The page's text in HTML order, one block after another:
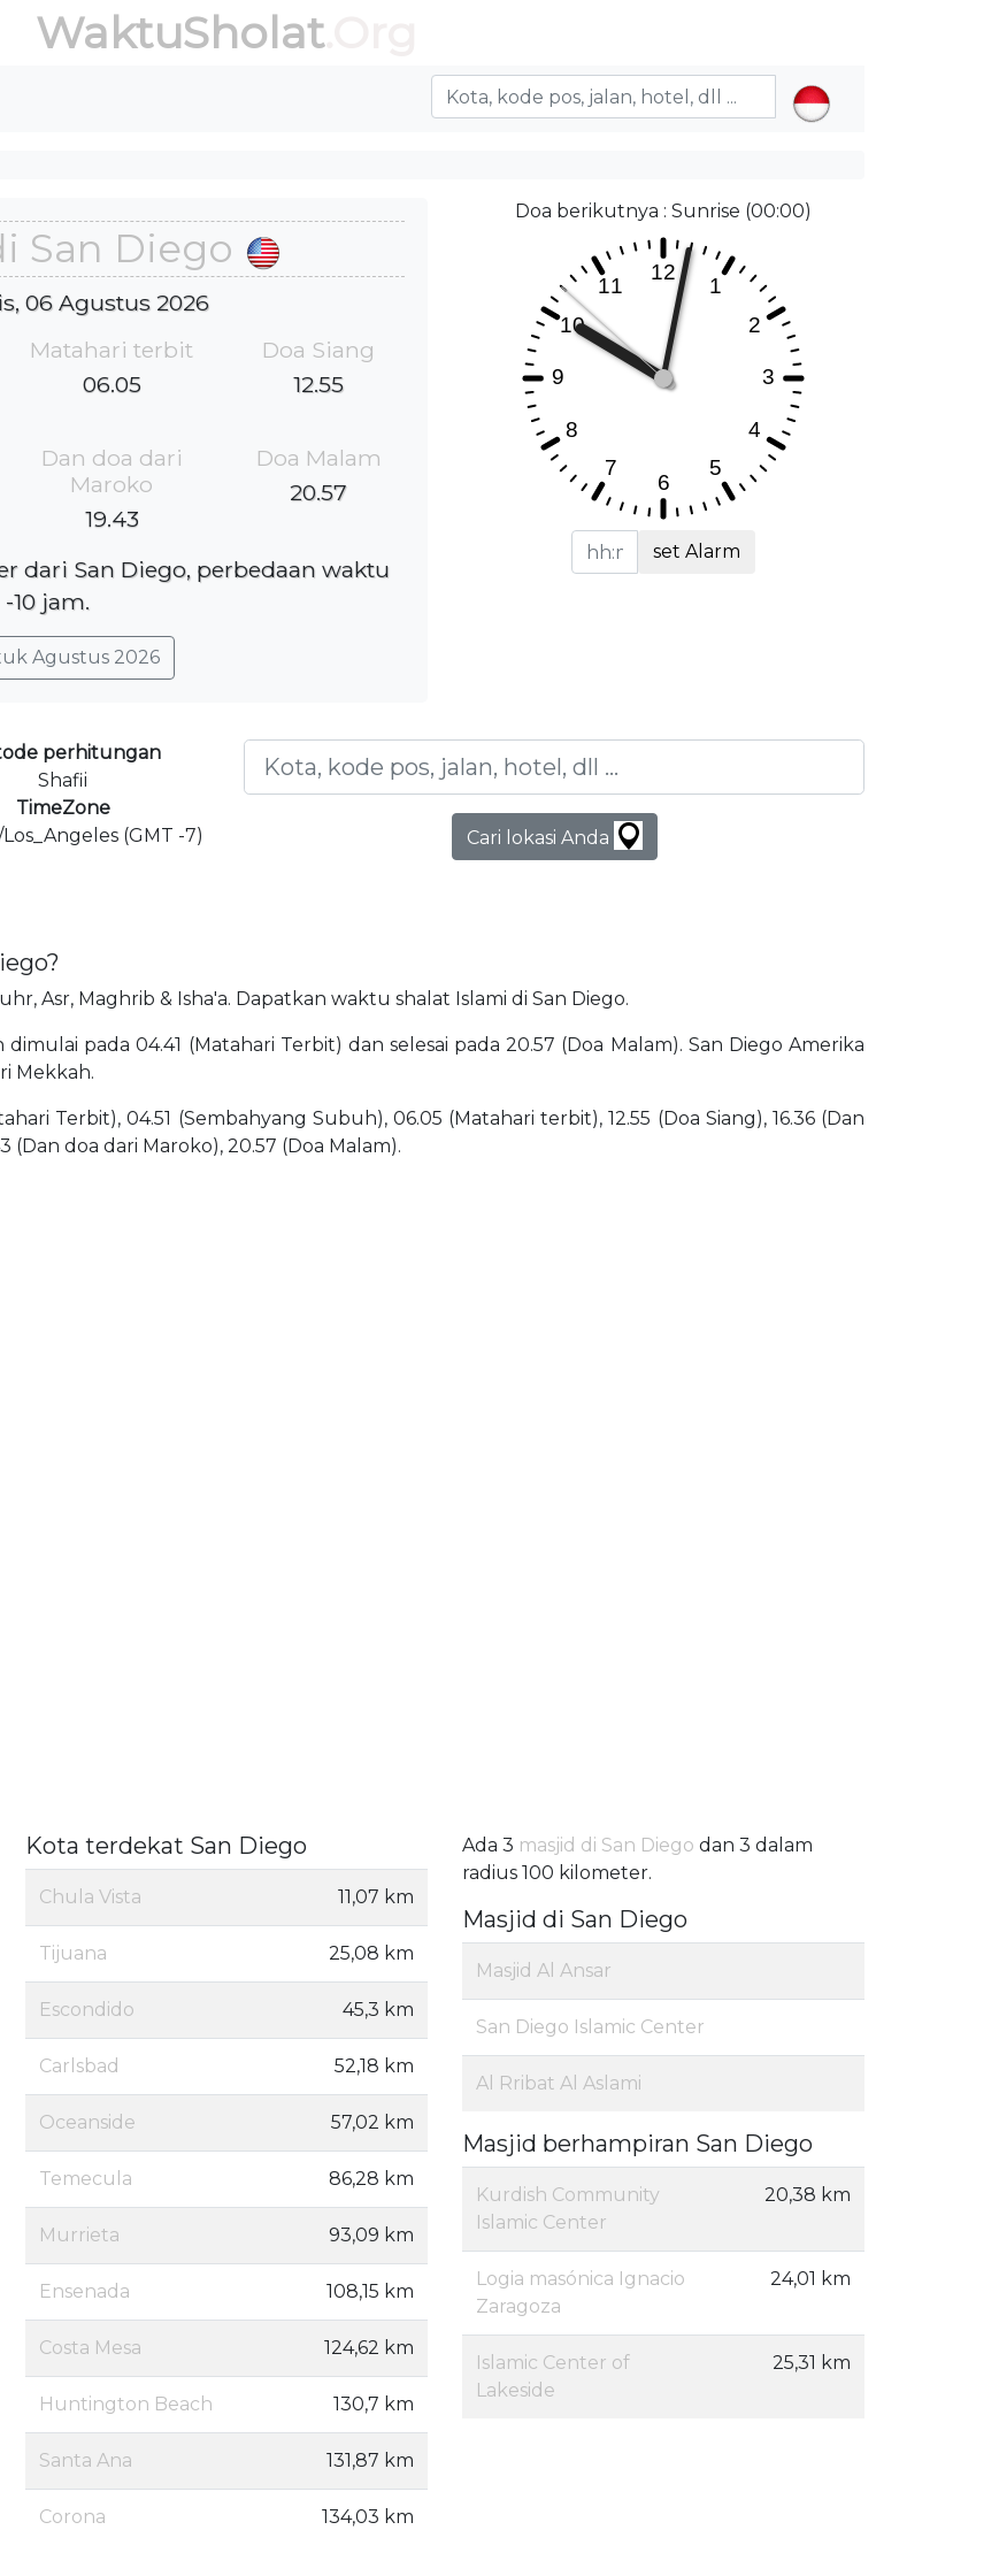
WaktuSholat.Org
San Diego
06 Agustus 2026
Matahari terbit
06.05
Doa Siang
12.55
Dan doa dari
Maroko
19.43
Doa Malam
20.57
dari San Diego, perbedaan waktu
10 jam.
Agustus 2026
Doa berikutnya : Sunrise (00:00)
set Alarm
perhitungan
Shafii
TimeZone
(GMT -7)
Cari lokasi Anda
Asr, Maghrib & Isha'a. Dapatkan waktu shalat Islami di San Diego.
pada 04.41 (Matahari Terbit) dan selesai pada 20.57 (Doa Malam). San Diego Amerika
Mekkah.
Terbit), 04.51 (Sembahyang Subuh), 06.05 (Matahari terbit), 12.55 (Doa Siang), 16.36 (Dan
(Dan doa dari Maroko), 20.57 (Doa Malam).
Kota terdekat San Diego
Chula Vista 11,07 km
Tijuana 25,08 km
Escondido 45,3 km
Carlsbad 52,18 km
Oceanside 57,02 km
Temecula 86,28 km
Murrieta 93,09 km
Ensenada 108,15 km
Costa Mesa 124,62 km
Huntington Beach 130,7 km
Santa Ana 131,87 km
Corona 134,03 km
Ada 3 masjid di San Diego dan 3 dalam
radius 100 kilometer.
Masjid di San Diego
Masjid Al Ansar
San Diego Islamic Center
Al Rribat Al Aslami
Masjid berhampiran San Diego
Kurdish Community
Islamic Center
20,38 km
Logia masónica Ignacio
Zaragoza
24,01 km
Islamic Center of
Lakeside
25,31 km